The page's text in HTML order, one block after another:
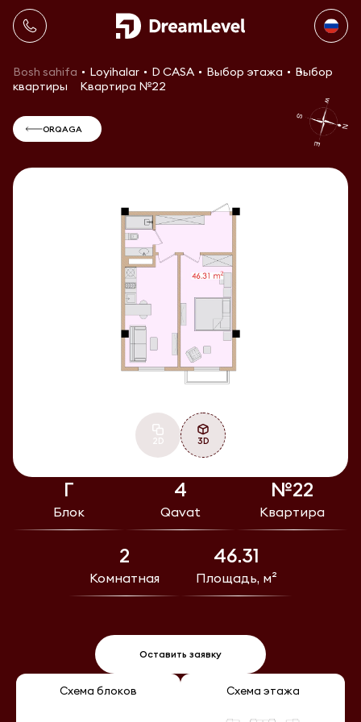
Bosh sahifa Loyihalar D CASA Выбор этажа
Выбор
квартиры
Квартира №22
Г
Блок
4
Qavat
№22
Квартира
2
Комнатная
46.31
Площадь, м²
Оставить заявку
2D 3D
Схема блоков Схема этажа
ORQAGA